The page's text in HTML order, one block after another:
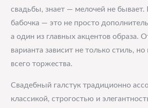
свадьбы, знает — мелочей не бывает.
бабочка — это не просто
а один из главных акцентов образа.
варианта зависит не только стиль,
всего торжества.
Свадебный галстук традиционно
классикой, строгостью и